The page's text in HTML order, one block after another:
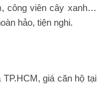
công viên cây xanh…
hảo, tiện nghi.
giá căn hộ tại